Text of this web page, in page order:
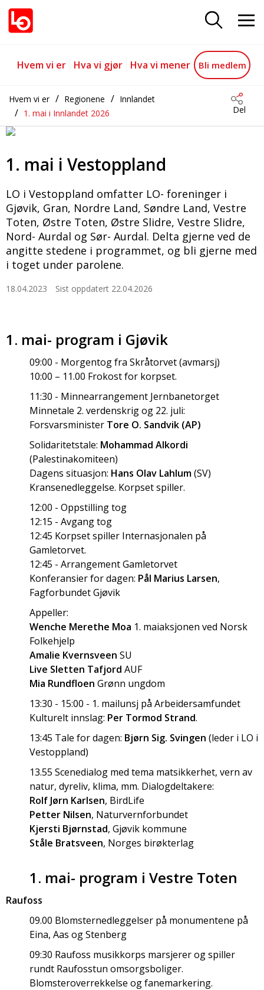
1. mai i Vestoppland
Gå til hovedinnhold
Gå til navigasjon
Hvem vi er Hva vi gjør Hva vi mener Bli medlem
Hvem vi er Regionene
Innlandet
1. mai i Innlandet 2026
Del
1. mai i Vestoppland
LO i Vestoppland omfatter LO- foreninger i
Gjøvik, Gran, Nordre Land, Søndre Land, Vestre
Toten, Østre Toten, Østre Slidre, Vestre Slidre,
Nord- Aurdal og Sør- Aurdal. Delta gjerne ved de
angitte stedene i programmet, og bli gjerne med
i toget under parolene.
18.04.2023 Sist oppdatert 22.04.2026
1. mai- program i Gjøvik
09:00 - Morgentog fra Skråtorvet (avmarsj)
10:00 – 11.00 Frokost for korpset.
11:30 - Minnearrangement Jernbanetorget
Minnetale 2. verdenskrig og 22. juli:
Forsvarsminister Tore O. Sandvik (AP)
Solidaritetstale: Mohammad Alkordi
(Palestinakomiteen)
Dagens situasjon: Hans Olav Lahlum(SV)
Kransenedleggelse. Korpset spiller.
12:00 - Oppstilling tog
12:15 - Avgang tog
12:45 Korpset spiller Internasjonalen på
Gamletorvet.
12:45 - Arrangement Gamletorvet
Konferansier for dagen: Pål Marius Larsen,
Fagforbundet Gjøvik
Appeller:
Wenche Merethe Moa 1. maiaksjonen ved Norsk
Folkehjelp
Amalie Kvernsveen SU
Live Sletten Tafjord AUF
Mia Rundfloen Grønn ungdom
13:30 - 15:00 - 1. mailunsj på Arbeidersamfundet
Kulturelt innslag: Per Tormod Strand.
13:45 Tale for dagen: Bjørn Sig. Svingen (leder i LO i
Vestoppland)
13.55 Scenedialog med tema matsikkerhet, vern av
natur, dyreliv, klima, mm. Dialogdeltakere:
Rolf Jørn Karlsen, BirdLife
Petter Nilsen, Naturvernforbundet
Kjersti Bjørnstad, Gjøvik kommune
Ståle Bratsveen, Norges birøkterlag
1. mai- program i Vestre Toten
Raufoss
09.00 Blomsternedleggelser på monumentene på
Eina, Aas og Stenberg
09:30 Raufoss musikkorps marsjerer og spiller
rundt Raufosstun omsorgsboliger.
Blomsteroverrekkelse og fanemarkering.